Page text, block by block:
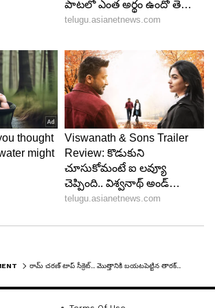
సందర్భంలో చెర్రీ కూడా పక్కనే
ఈరోజుల్లో ఏ హీరో గురించైనా వీక్
ఫైర్ అవుతున్న రోజుల్లో.. తారక్
ఫన్నీగా తీసుకోవడం ఆసక్తికరమైన
నటించబోతున్నారు. రీసెంట్